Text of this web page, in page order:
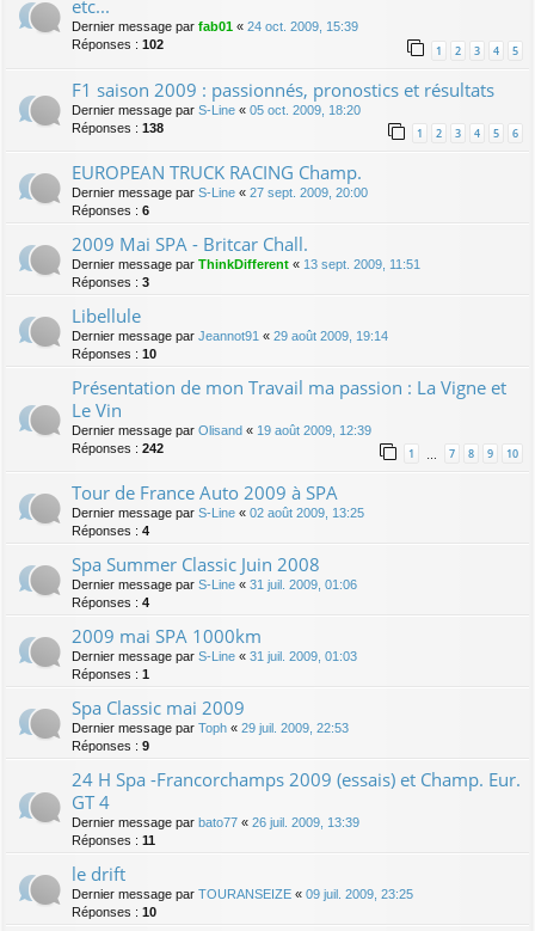
etc...
Dernier message par fab01 « 24 oct. 2009, 15:39
Réponses : 102 1 2 3 4 5
F1 saison 2009 : passionnés, pronostics et résultats
Dernier message par S-Line « 05 oct. 2009, 18:20
Réponses : 138 1 2 3 4 5 6
EUROPEAN TRUCK RACING Champ.
Dernier message par S-Line « 27 sept. 2009, 20:00
Réponses : 6
2009 Mai SPA - Britcar Chall.
Dernier message par ThinkDifferent « 13 sept. 2009, 11:51
Réponses : 3
Libellule
Dernier message par Jeannot91 « 29 août 2009, 19:14
Réponses : 10
Présentation de mon Travail ma passion : La Vigne et
Le Vin
Dernier message par Olisand « 19 août 2009, 12:39
Réponses : 242 1 7 8 9 10
Tour de France Auto 2009 à SPA
Dernier message par S-Line « 02 août 2009, 13:25
Réponses : 4
Spa Summer Classic Juin 2008
Dernier message par S-Line « 31 juil. 2009, 01:06
Réponses : 4
2009 mai SPA 1000km
Dernier message par S-Line « 31 juil. 2009, 01:03
Réponses : 1
Spa Classic mai 2009
Dernier message par Toph « 29 juil. 2009, 22:53
Réponses : 9
24 H Spa -Francorchamps 2009 (essais) et Champ. Eur.
GT 4
Dernier message par bato77 « 26 juil. 2009, 13:39
Réponses : 11
le drift
Dernier message par TOURANSEIZE « 09 juil. 2009, 23:25
Réponses : 10